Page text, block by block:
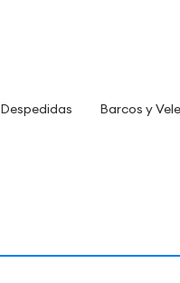
Despedidas Barcos y